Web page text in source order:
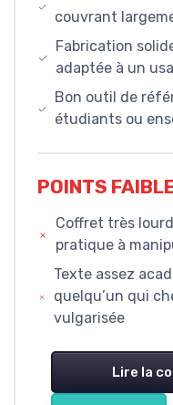
couvrant
Fabrication
adaptée à un
Bon outil de
étudiants ou
POINTS
Coffret très
pratique à
Texte assez
quelqu’un qui
vulgarisée
Lire la